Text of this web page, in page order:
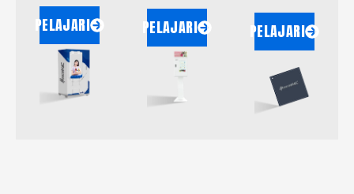
PELAJARI PELAJARI PELAJARI